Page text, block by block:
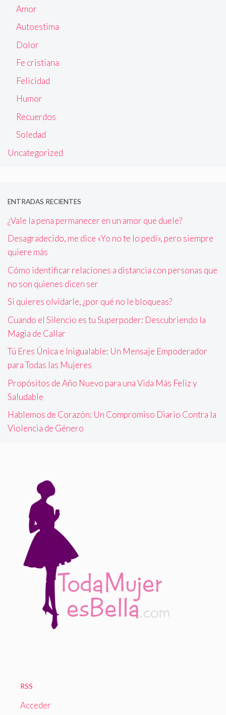
Amor
Autoestima
Dolor
Fe cristiana
Felicidad
Humor
Recuerdos
Soledad
Uncategorized
ENTRADAS RECIENTES
¿Vale la pena permanecer en un amor que duele?
Desagradecido, me dice «Yo no te lo pedí», pero siempre
quiere más
Cómo identificar relaciones a distancia con personas que
no son quienes dicen ser
Si quieres olvidarle, ¿por qué no le bloqueas?
Cuando el Silencio es tu Superpoder: Descubriendo la
Magia de Callar
Tú Eres Única e Inigualable: Un Mensaje Empoderador
para Todas las Mujeres
Propósitos de Año Nuevo para una Vida Más Feliz y
Saludable
Hablemos de Corazón: Un Compromiso Diario Contra la
Violencia de Género
RSS
Acceder